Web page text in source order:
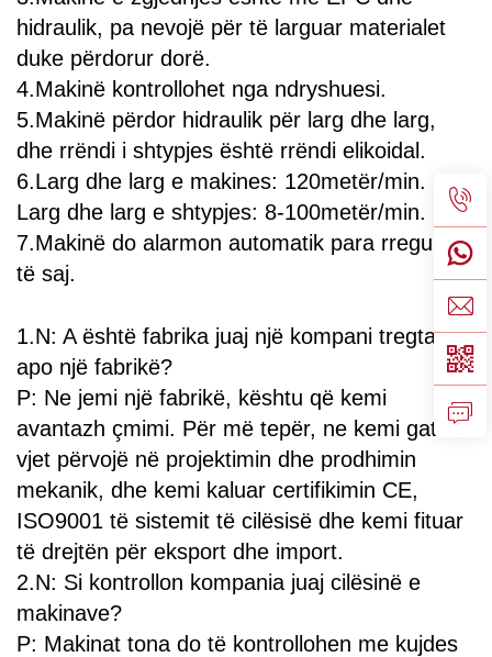
hidraulik, pa nevojë për të larguar materialet
duke përdorur dorë.
4.Makinë kontrollohet nga ndryshuesi.
5.Makinë përdor hidraulik për larg dhe larg,
dhe rrëndi i shtypjes është rrëndi elikoidal.
6.Larg dhe larg e makines: 120metër/min.
Larg dhe larg e shtypjes: 8-100metër/min.
7.Makinë do alarmon automatik para rregullimit
të saj.
1.N: A është fabrika juaj një kompani tregtare
apo një fabrikë?
P: Ne jemi një fabrikë, kështu që kemi
avantazh çmimi. Për më tepër, ne kemi gati 33
vjet përvojë në projektimin dhe prodhimin
mekanik, dhe kemi kaluar certifikimin CE,
ISO9001 të sistemit të cilësisë dhe kemi fituar
të drejtën për eksport dhe import.
2.N: Si kontrollon kompania juaj cilësinë e
makinave?
P: Makinat tona do të kontrollohen me kujdes